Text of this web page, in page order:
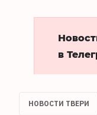
в
НОВОСТИ ТВЕРИ